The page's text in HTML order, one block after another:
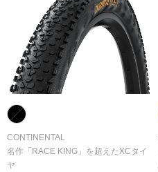
CONTINENTAL
名作「RACE KING」を超えたXCタイ
ヤ